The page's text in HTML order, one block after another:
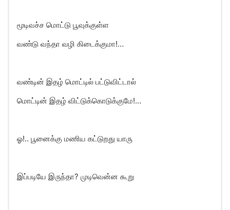
மூடிவச்ச மொட்டு பூவுக்குள்ள
வண்டு வந்தா வழி கிடைக்குமா!…
வண்டின் இதழ் மொட்டில் பட்டுவிட்டால்
மொட்டின் இதழ் விட்டுக்கொடுக்குமே!…
ஓ!.. பூனைக்கு மணிய கட்டுறது யாரு
இப்படியே இருந்தா? முடிவென்ன கூறு